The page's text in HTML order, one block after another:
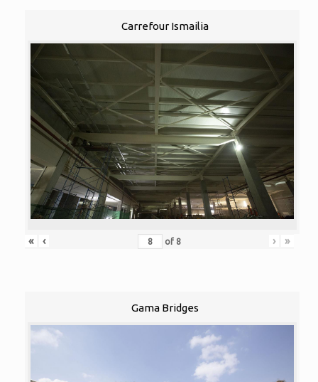
Carrefour Ismailia
« ‹ of 8 › »
Gama Bridges